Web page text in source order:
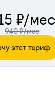
₽/мес
940 ₽/мес
этот тариф